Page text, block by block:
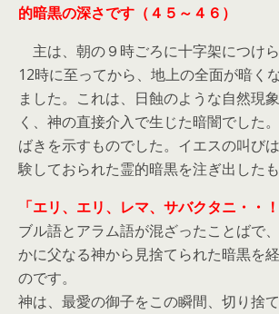
的暗黒の深さです（４５～４６）
主は、朝の９時ごろに十字架につけ
12時に至ってから、地上の全面が暗く
ました。これは、日蝕のような自然現
く、神の直接介入で生じた暗闇でした
ばきを示すものでした。イエスの叫び
験しておられた霊的暗黒を注ぎ出したも
「エリ、エリ、レマ、サバクタニ・・！
ブル語とアラム語が混ざったことばで
かに父なる神から見捨てられた暗黒を
のです。
神は、最愛の御子をこの瞬間、切り捨